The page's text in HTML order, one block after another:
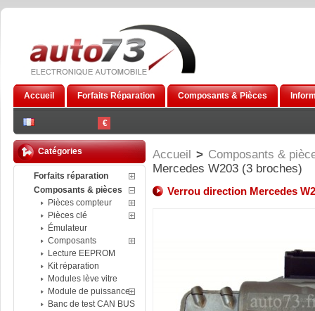
€
Accueil Forfaits Réparation Composants & Pièces
Catégories
Forfaits réparation
Composants & pièces
Pièces compteur
Pièces clé
Émulateur
Composants
Lecture EEPROM
Kit réparation
Modules lève vitre
Module de puissance
Banc de test CAN BUS
Accueil > Composants &
Mercedes W203 (3 broches)
Verrou direction Mercedes